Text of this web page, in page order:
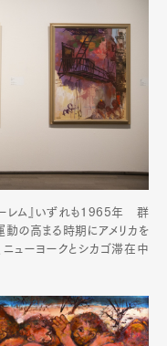
GourmetCars
ーレム』いずれも1965年 群
の高まる時期にアメリカを
ニューヨークとシカゴ滞在中